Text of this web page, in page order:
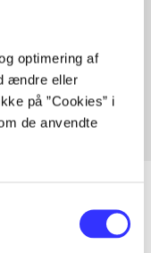
optimering af
ændre eller
på ”Cookies” i
de anvendte